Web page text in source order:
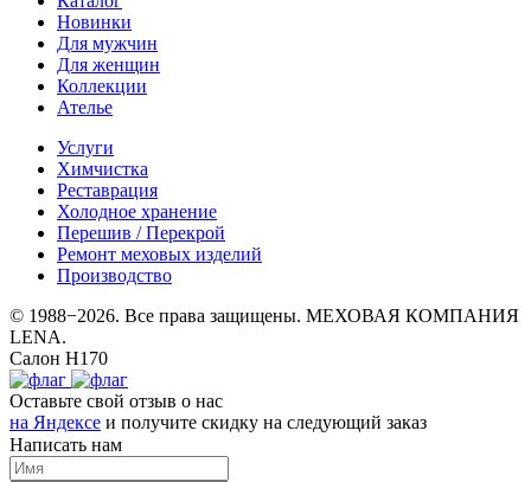
Новинки
Для мужчин
Для женщин
Коллекции
Ателье
Услуги
Химчистка
Реставрация
Холодное хранение
Перешив / Перекрой
Ремонт меховых изделий
Производство
© 1988−2026. Все права защищены. МЕХОВАЯ КОМПАНИЯ
LENA.
Салон Н170
Оставьте свой отзыв о нас
на Яндексе и получите скидку на следующий заказ
Написать нам